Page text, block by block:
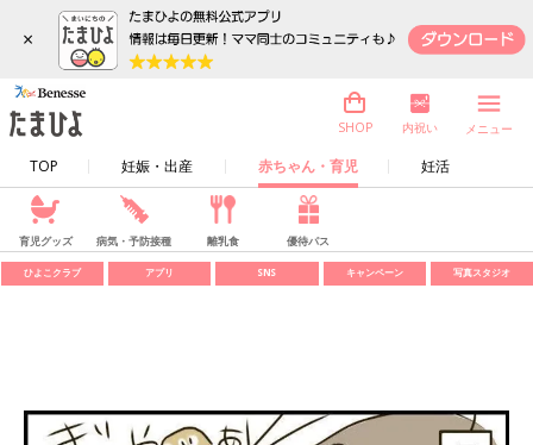
×
TOP 妊娠・出産 赤ちゃん・育児 妊活
SHOP 内祝い メニュー
育児グッズ 病気・予防接種 離乳食 優待パス
ひよこクラブ アプリ SNS キャンペーン 写真スタジオ